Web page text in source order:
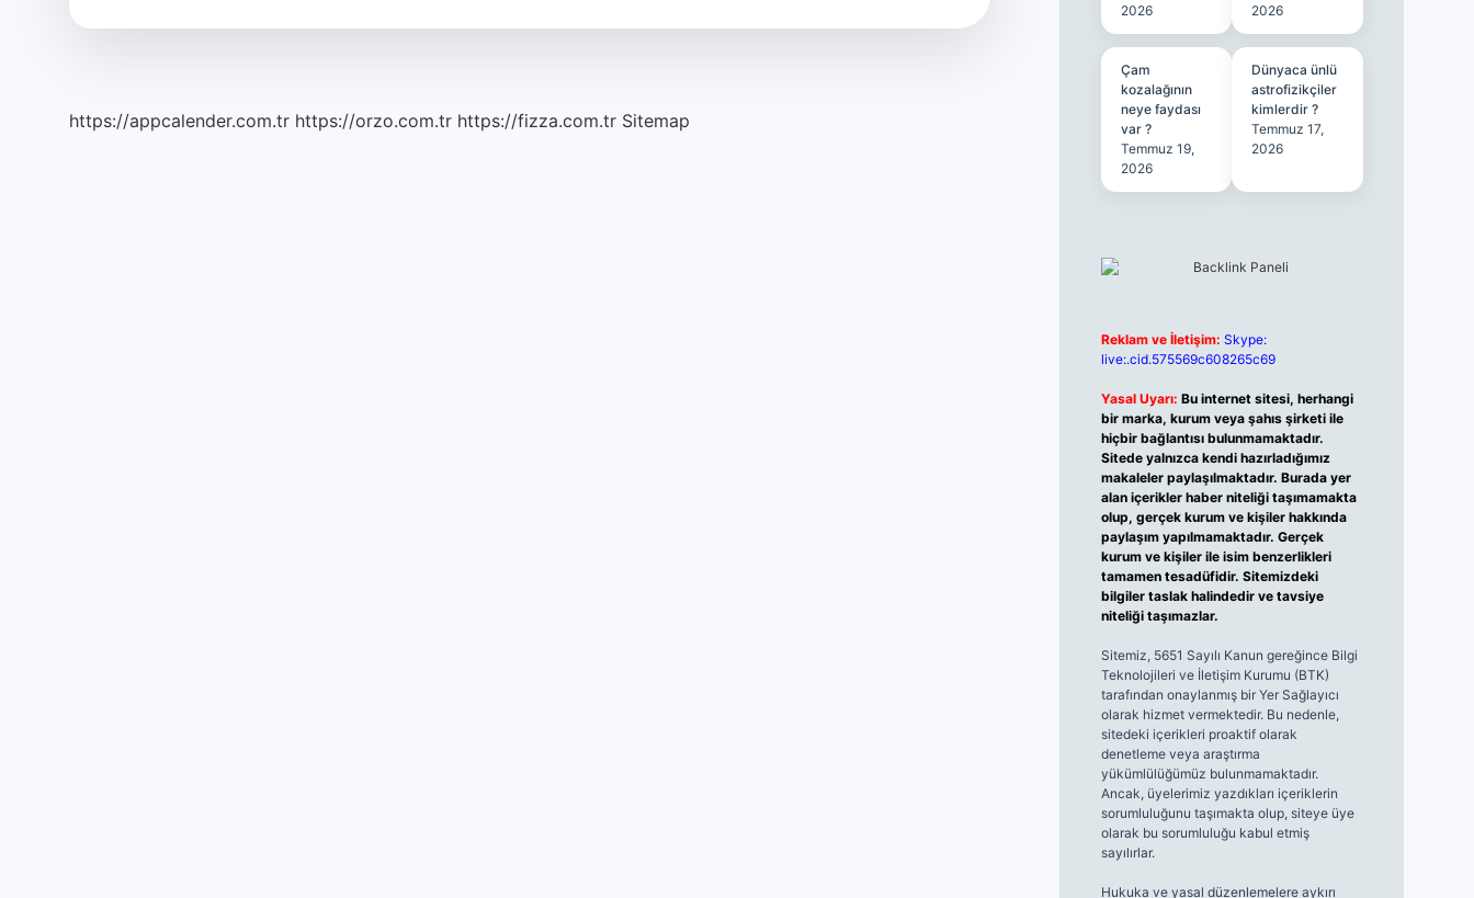
https://appcalender.com.tr https://orzo.com.tr https://fizza.com.tr Sitemap
2026
2026
Çam
kozalağının
neye faydası
var ?
Temmuz 19,
2026
Dünyaca ünlü
astrofizikçiler
kimlerdir ?
Temmuz 17,
2026
Reklam ve İletişim: Skype:
live:.cid.575569c608265c69
Yasal Uyarı: Bu internet sitesi, herhangi
bir marka, kurum veya şahıs şirketi ile
hiçbir bağlantısı bulunmamaktadır.
Sitede yalnızca kendi hazırladığımız
makaleler paylaşılmaktadır. Burada yer
alan içerikler haber niteliği taşımamakta
olup, gerçek kurum ve kişiler hakkında
paylaşım yapılmamaktadır. Gerçek
kurum ve kişiler ile isim benzerlikleri
tamamen tesadüfidir. Sitemizdeki
bilgiler taslak halindedir ve tavsiye
niteliği taşımazlar.
Sitemiz, 5651 Sayılı Kanun gereğince Bilgi
Teknolojileri ve İletişim Kurumu (BTK)
tarafından onaylanmış bir Yer Sağlayıcı
olarak hizmet vermektedir. Bu nedenle,
sitedeki içerikleri proaktif olarak
denetleme veya araştırma
yükümlülüğümüz bulunmamaktadır.
Ancak, üyelerimiz yazdıkları içeriklerin
sorumluluğunu taşımakta olup, siteye üye
olarak bu sorumluluğu kabul etmiş
sayılırlar.
Hukuka ve yasal düzenlemelere aykırı